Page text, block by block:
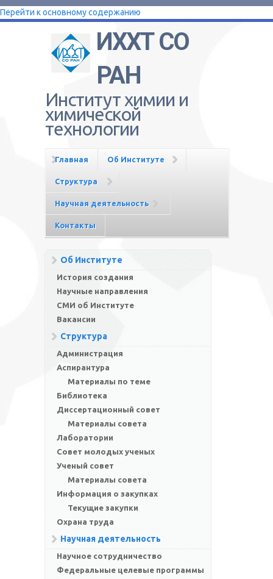
Перейти к основному содержанию
ИХХТ СО
РАН
Институт химии и
химической
технологии
Главная Об Институте
Структура
Научная деятельность
Контакты
Об Институте
История создания
Научные направления
СМИ об Институте
Вакансии
Структура
Администрация
Аспирантура
Материалы по теме
Библиотека
Диссертационный совет
Материалы совета
Лаборатории
Совет молодых ученых
Ученый совет
Материалы совета
Информация о закупках
Текущие закупки
Охрана труда
Научная деятельность
Научное сотрудничество
Федеральные целевые программы